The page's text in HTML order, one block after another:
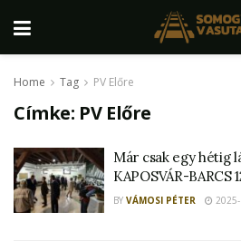
Home Tag PV Előre
Címke: PV Előre
Már csak egy hétig
KAPOSVÁR-BARCS
BY VÁMOSI PÉTER